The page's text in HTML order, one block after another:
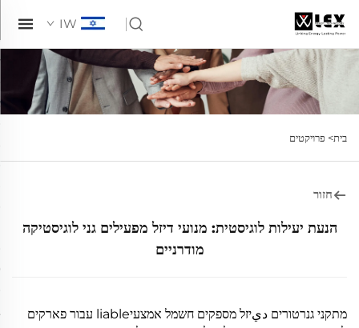
IW
בית> פרויקטים
חזור
הנעת יעילות לוגיסטית: מנועי דיזל מפעילים גני לוגיסטיקה
מודרניים
מתקני גנרטורים ديיזל מספקים חשמל אמצעיliable עבור פארקים